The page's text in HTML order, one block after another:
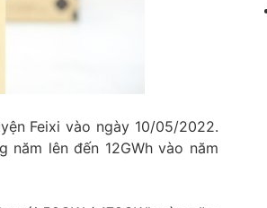
Feixi vào ngày 10/05/2022.
lên đến 12GWh vào năm